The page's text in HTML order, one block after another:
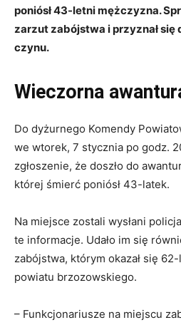
poniósł 43-letni mężczyzna.
zarzut zabójstwa i przyznał się
czynu.
Wieczorna
Do dyżurnego Komendy
we wtorek, 7 stycznia po godz.
zgłoszenie, że doszło do
której śmierć poniósł 43-latek.
Na miejsce zostali wysłani
te informacje. Udało im się
zabójstwa, którym okazał się
powiatu brzozowskiego.
– Funkcjonariusze na miejscu